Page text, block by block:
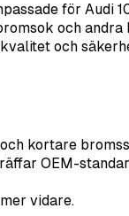
för Audi
och andra
och
kortare
OEM-
vidare.